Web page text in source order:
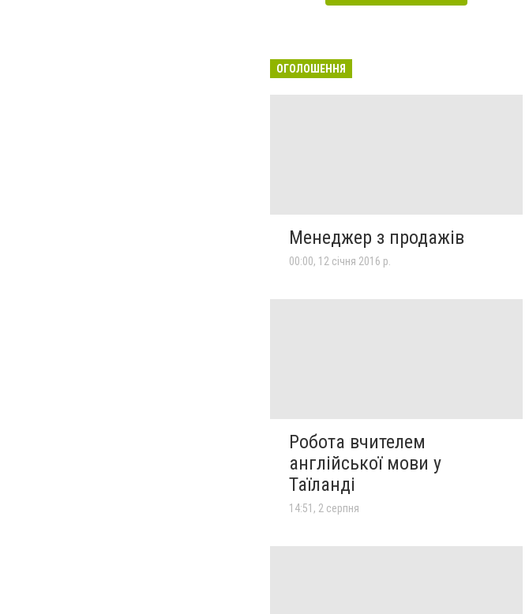
ОГОЛОШЕННЯ
Менеджер з продажів
00:00, 12 січня 2016 р.
Робота вчителем
англійської мови у
Таїланді
14:51, 2 серпня